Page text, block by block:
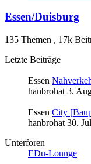
Essen/Duisburg
135 Themen , 17k
Letzte Beiträge
Essen
hanbrohat 3.
Essen City
hanbrohat 30.
Unterforen
EDu-Lounge